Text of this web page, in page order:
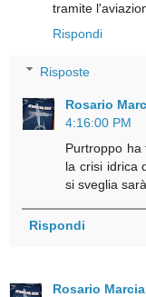
tramite
Rispondi
Risposte
Rosario
4:16:00 PM
Purtroppo ha
la crisi idrica
si sveglia
Rispondi
Rosario